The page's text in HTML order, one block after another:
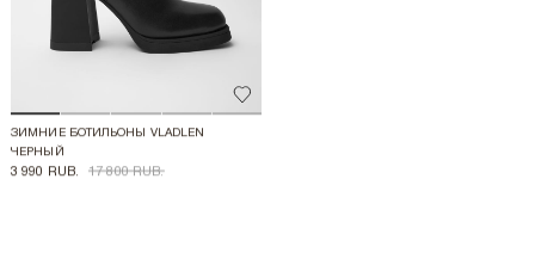
Добавить в избранное
ЗИМНИЕ БОТИЛЬОНЫ VLADLEN
ЧЕРНЫЙ
3 990 RUB. 17 800 RUB.